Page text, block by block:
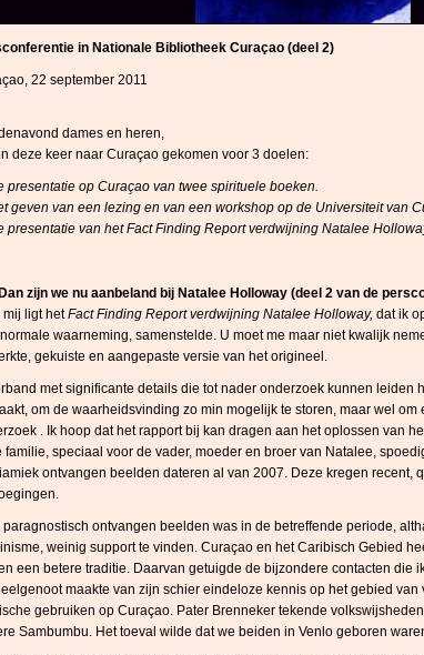
in Nationale Bibliotheek Curaçao (deel 2)
22 september 2011
dames en heren,
deze keer naar Curaçao gekomen voor 3 doelen:
presentatie op Curaçao van twee spirituele boeken.
geven van een lezing en van een workshop op de Universiteit van
presentatie van het Fact Finding Report verdwijning Natalee
zijn we nu aanbeland bij Natalee Holloway (deel 2 van de
mij ligt hetFact Finding Report verdwijning Natalee Holloway, dat ik
waarneming, samenstelde. U moet me maar niet kwalijk
gekuiste en aangepaste versie van het origineel.
met significante details die tot nader onderzoek kunnen leiden
om de waarheidsvinding zo min mogelijk te storen, maar wel
. Ik hoop dat het rapport bij kan dragen aan het oplossen van
familie, speciaal voor de vader, moeder en broer van Natalee,
ontvangen beelden dateren al van 2007. Deze kregen recent,
paragnostisch ontvangen beelden was in de betreffende periode,
weinig support te vinden. Curaçao en het Caribisch Gebied
een betere traditie. Daarvan getuigde de bijzondere contacten die
maakte van zijn schier eindeloze kennis op het gebied van
gebruiken op Curaçao. Pater Brenneker tekende
Sambumbu. Het toeval wilde dat we beiden in Venlo geboren